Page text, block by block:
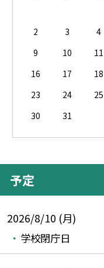
2
3 4
9
10 11
16
17 18
23
24 25
30
31
予定
2026/8/10 (月)
学校閉庁日